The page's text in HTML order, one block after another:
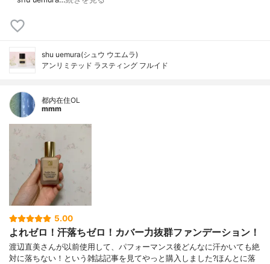
shu uemura(シュウ ウエムラ)
アンリミテッド ラスティング フルイド
都内在住OL
mmm
5.00
よれゼロ！汗落ちゼロ！カバー力抜群ファンデーション！
渡辺直美さんが以前使用して、パフォーマンス後どんなに汗かいても絶
対に落ちない！という雑誌記事を見てやっと購入しました?ほんとに落